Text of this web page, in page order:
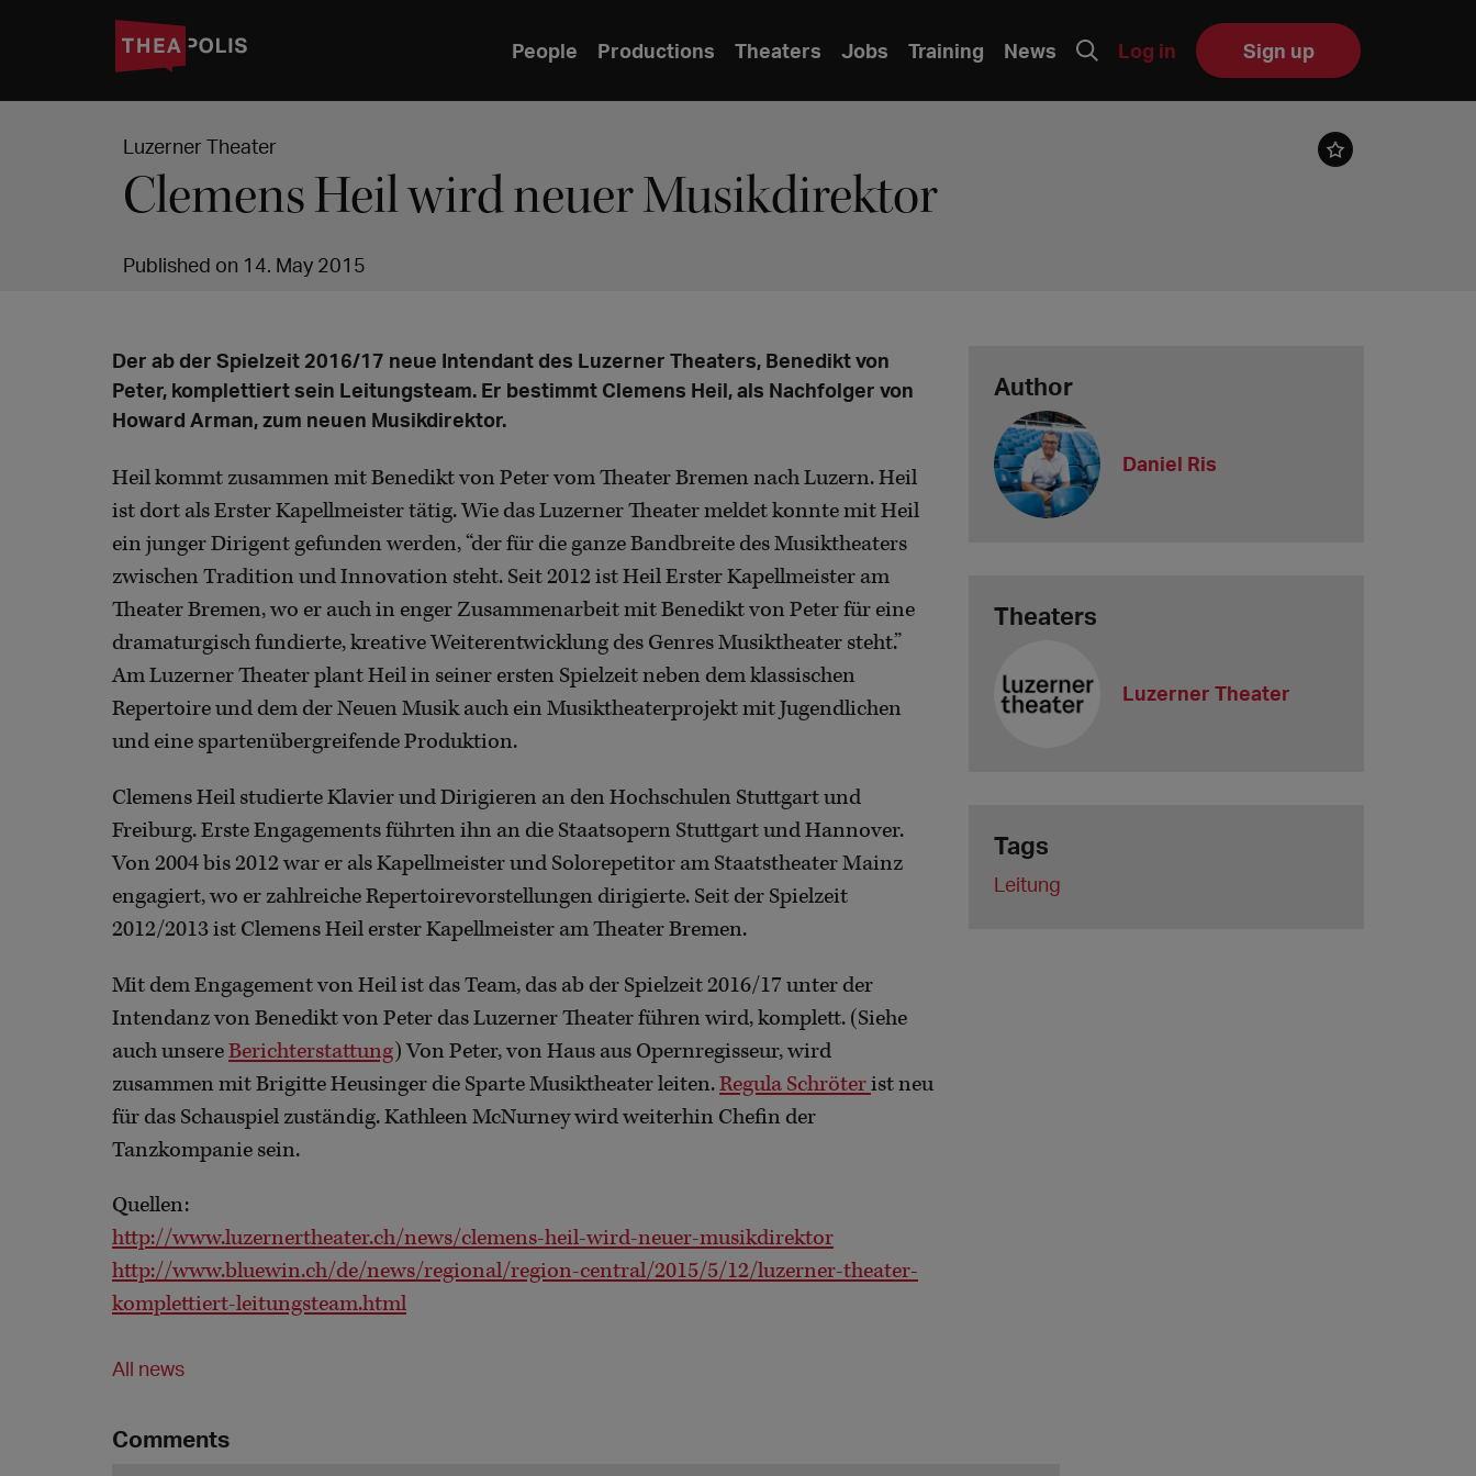
People Productions Theaters Jobs Training News Log in Sign up
Luzerner Theater
Clemens Heil wird neuer Musikdirektor
Published on 14. May 2015
Der ab der Spielzeit 2016/17 neue Intendant des Luzerner Theaters, Benedikt von
Peter, komplettiert sein Leitungsteam. Er bestimmt Clemens Heil, als Nachfolger von
Howard Arman, zum neuen Musikdirektor.
Heil kommt zusammen mit Benedikt von Peter vom Theater Bremen nach Luzern. Heil
ist dort als Erster Kapellmeister tätig. Wie das Luzerner Theater meldet konnte mit Heil
ein junger Dirigent gefunden werden, “der für die ganze Bandbreite des Musiktheaters
zwischen Tradition und Innovation steht. Seit 2012 ist Heil Erster Kapellmeister am
Theater Bremen, wo er auch in enger Zusammenarbeit mit Benedikt von Peter für eine
dramaturgisch fundierte, kreative Weiterentwicklung des Genres Musiktheater steht.”
Am Luzerner Theater plant Heil in seiner ersten Spielzeit neben dem klassischen
Repertoire und dem der Neuen Musik auch ein Musiktheaterprojekt mit Jugendlichen
und eine spartenübergreifende Produktion.
Clemens Heil studierte Klavier und Dirigieren an den Hochschulen Stuttgart und
Freiburg. Erste Engagements führten ihn an die Staatsopern Stuttgart und Hannover.
Von 2004 bis 2012 war er als Kapellmeister und Solorepetitor am Staatstheater Mainz
engagiert, wo er zahlreiche Repertoirevorstellungen dirigierte. Seit der Spielzeit
2012/2013 ist Clemens Heil erster Kapellmeister am Theater Bremen.
Mit dem Engagement von Heil ist das Team, das ab der Spielzeit 2016/17 unter der
Intendanz von Benedikt von Peter das Luzerner Theater führen wird, komplett. (Siehe
auch unsereBerichterstattung) Von Peter, von Haus aus Opernregisseur, wird
zusammen mit Brigitte Heusinger die Sparte Musiktheater leiten.Regula Schröterist neu
für das Schauspiel zuständig. Kathleen McNurney wird weiterhin Chefin der
Tanzkompanie sein.
Quellen:
http://www.luzernertheater.ch/news/clemens-heil-wird-neuer-musikdirektor
http://www.bluewin.ch/de/news/regional/region-central/2015/5/12/luzerner-theater-
komplettiert-leitungsteam.html
All news
Author
Daniel Ris
Theaters
Luzerner Theater
Tags
Leitung
Comments